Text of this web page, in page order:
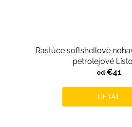
Rastúce softshellové
petrolejové
od €41
DETAIL